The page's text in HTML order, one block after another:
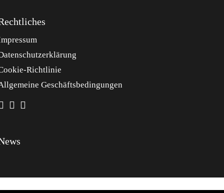
Richtlinie
Geschäftsbedingungen